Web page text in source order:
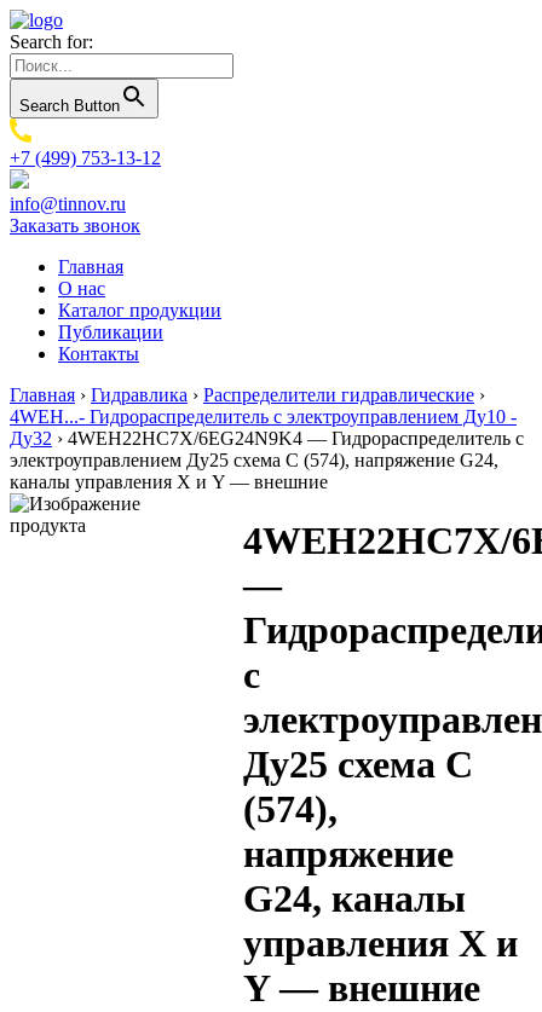
Search for:
Search Button
+7 (499) 753-13-12
info@tinnov.ru
Заказать звонок
Главная
О нас
Каталог продукции
Публикации
Контакты
Главная › Гидравлика › Распределители гидравлические ›
4WEH...- Гидрораспределитель с электроуправлением Ду10 -
Ду32 › 4WEH22HC7X/6EG24N9K4 — Гидрораспределитель с
электроуправлением Ду25 схема C (574), напряжение G24,
каналы управления X и Y — внешние
4WEH22HC7X/
—
с
Ду25 схема C
(574),
напряжение
G24, каналы
управления X и
Y — внешние